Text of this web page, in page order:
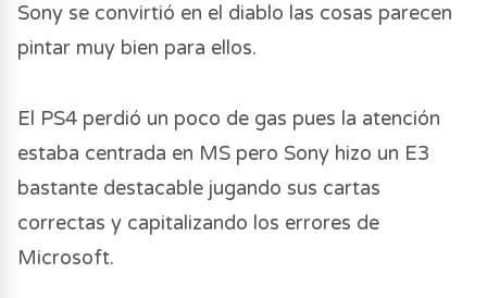
Sony se convirtió en el diablo las cosas parecen
pintar muy bien para ellos.
El PS4 perdió un poco de gas pues la atención
estaba centrada en MS pero Sony hizo un E3
bastante destacable jugando sus cartas
correctas y capitalizando los errores de
Microsoft.